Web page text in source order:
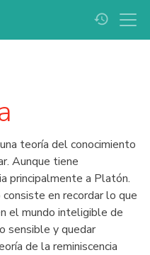
history
teoría del conocimiento
Aunque tiene
principalmente a Platón.
en recordar lo que
el mundo inteligible de
sensible y quedar
de la reminiscencia